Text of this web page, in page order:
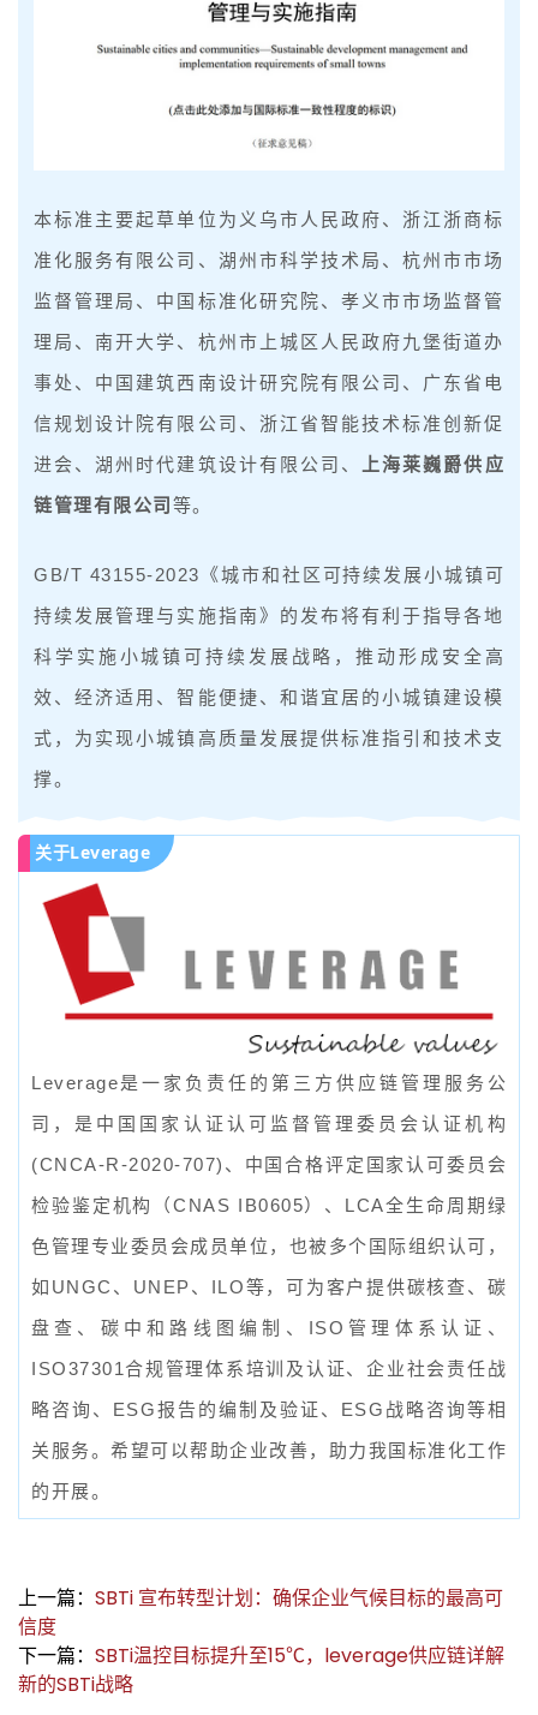
本标准主要起草单位为义乌市人民政府、浙江浙商标
准化服务有限公司、湖州市科学技术局、杭州市市场
监督管理局、中国标准化研究院、孝义市市场监督管
理局、南开大学、杭州市上城区人民政府九堡街道办
事处、中国建筑西南设计研究院有限公司、广东省电
信规划设计院有限公司、浙江省智能技术标准创新促
进会、湖州时代建筑设计有限公司、
上海莱巍爵供应
链管理有限公司 等。
GB/T 43155-2023《城市和社区可持续发展小城镇可
持续发展管理与实施指南》的发布将有利于指导各地
科学实施小城镇可持续发展战略，推动形成安全高
效、经济适用、智能便捷、和谐宜居的小城镇建设模
式，为实现小城镇高质量发展提供标准指引和技术支
撑。
关于Leverage
Leverage是一家负责任的第三方供应链管理服务公
司，是中国国家认证认可监督管理委员会认证机构
(CNCA-R-2020-707)、中国合格评定国家认可委员会
检验鉴定机构（CNAS IB0605）、LCA全生命周期绿
色管理专业委员会成员单位，也被多个国际组织认可，
如UNGC、UNEP、ILO等，可为客户提供碳核查、碳
盘查、碳中和路线图编制、ISO管理体系认证、
ISO37301合规管理体系培训及认证、企业社会责任战
略咨询、ESG报告的编制及验证、ESG战略咨询等相
关服务。希望可以帮助企业改善，助力我国标准化工作
的开展。
上一篇： SBTi 宣布转型计划：确保企业气候目标的最高可
信度
下一篇： SBTi温控目标提升至15℃，leverage供应链详解
新的SBTi战略